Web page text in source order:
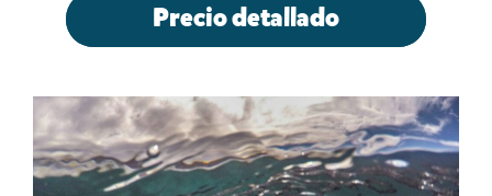
Precio detallado